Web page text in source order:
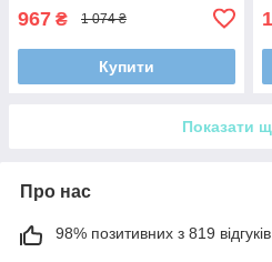
967 ₴ 1 074 ₴
Купити
Показати
Про нас
98% позитивних з 819 відгуків